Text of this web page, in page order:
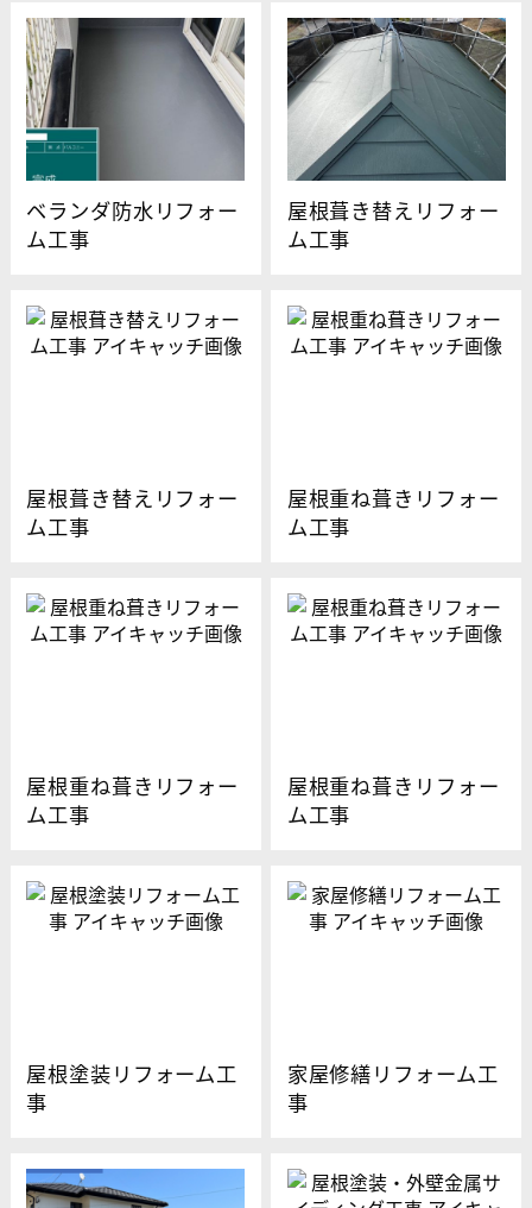
ベランダ防水リフォー
ム工事
屋根葺き替えリフォー
ム工事
屋根葺き替えリフォー
ム工事
屋根重ね葺きリフォー
ム工事
屋根重ね葺きリフォー
ム工事
屋根重ね葺きリフォー
ム工事
屋根塗装リフォーム工
事
家屋修繕リフォーム工
事